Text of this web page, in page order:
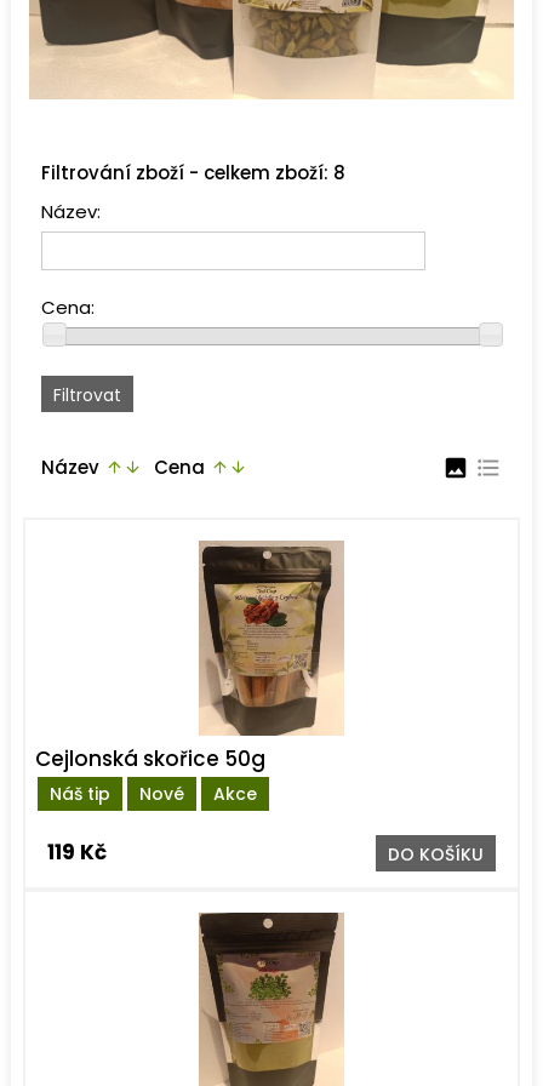
Filtrování zboží - celkem zboží: 8
Název:
Cena:
Název arrow_upward arrow_downward Cena arrow_upward arrow_downward image format_list_bulleted
Náš tip Nové Akce
Cejlonská skořice 50g
119 Kč DO KOŠÍKU